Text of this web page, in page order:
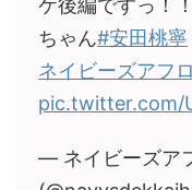
ケ後編ですっ！！
ちゃん#安田桃寧
ネイビーズアフロ
pic.twitter.com/
— ネイビーズア